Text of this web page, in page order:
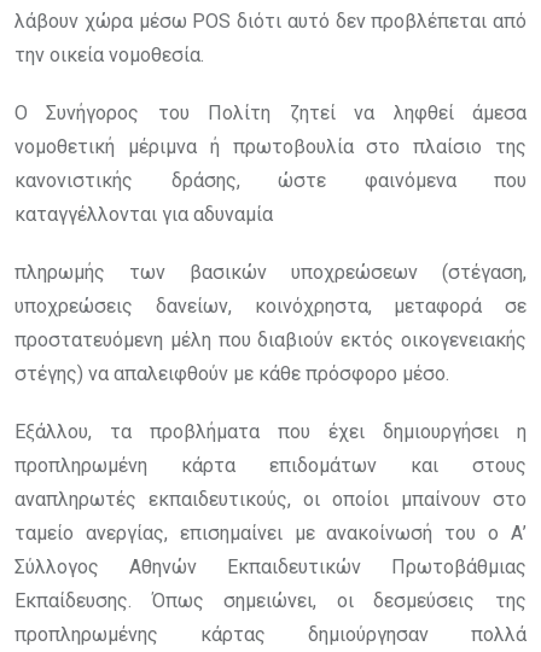
λάβουν χώρα μέσω POS διότι αυτό δεν προβλέπεται από
την οικεία νομοθεσία.
Ο Συνήγορος του Πολίτη ζητεί να ληφθεί άμεσα
νομοθετική μέριμνα ή πρωτοβουλία στο πλαίσιο της
κανονιστικής δράσης, ώστε φαινόμενα που
καταγγέλλονται για αδυναμία
πληρωμής των βασικών υποχρεώσεων (στέγαση,
υποχρεώσεις δανείων, κοινόχρηστα, μεταφορά σε
προστατευόμενη μέλη που διαβιούν εκτός οικογενειακής
στέγης) να απαλειφθούν με κάθε πρόσφορο μέσο.
Εξάλλου, τα προβλήματα που έχει δημιουργήσει η
προπληρωμένη κάρτα επιδομάτων και στους
αναπληρωτές εκπαιδευτικούς, οι οποίοι μπαίνουν στο
ταμείο ανεργίας, επισημαίνει με ανακοίνωσή του ο Α’
Σύλλογος Αθηνών Εκπαιδευτικών Πρωτοβάθμιας
Εκπαίδευσης. Όπως σημειώνει, οι δεσμεύσεις της
προπληρωμένης κάρτας δημιούργησαν πολλά